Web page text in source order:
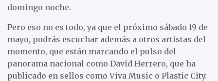
domingo noche.
Pero eso no es todo, ya que el próximo sábado 19 de
mayo, podrás escuchar además a otros artistas del
momento, que están marcando el pulso del
panorama nacional como David Herrero, que ha
publicado en sellos como Viva Music o Plastic City.